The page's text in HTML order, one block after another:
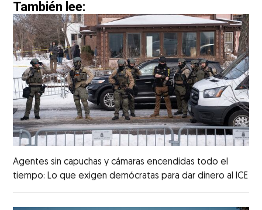
También lee:
Agentes sin capuchas y cámaras encendidas todo el
tiempo: Lo que exigen demócratas para dar dinero al ICE